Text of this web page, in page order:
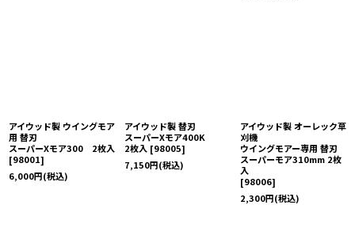
アイウッド製 ウイングモア
用 替刃
スーパーXモア300 2枚入
[98001]
6,000円(税込)
アイウッド製 替刃
スーパーXモア400K
2枚入 [98005]
7,150円(税込)
アイウッド製 オーレック草
刈機
ウイングモアー専用 替刃
スーパーモア310mm 2枚
入
[98006]
2,300円(税込)